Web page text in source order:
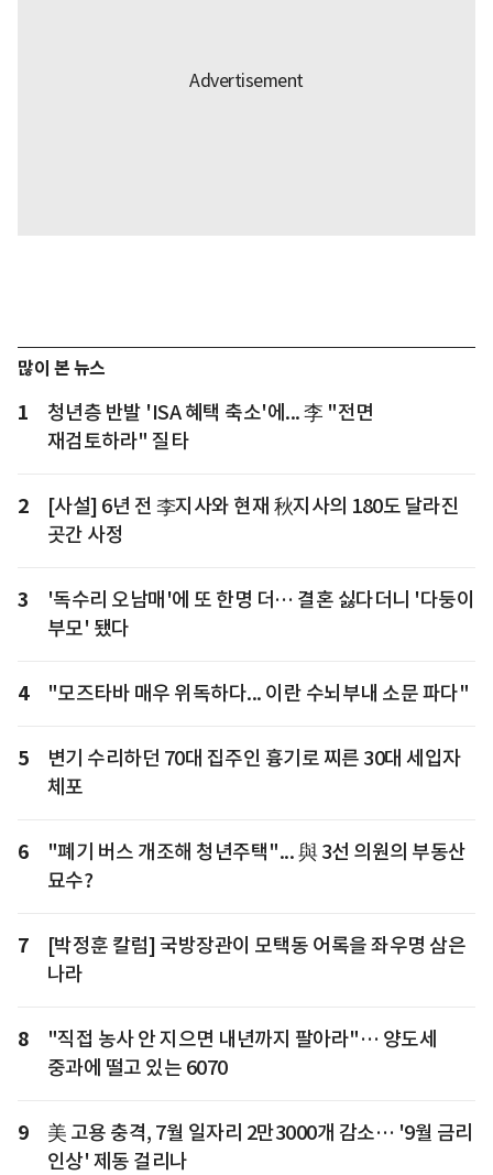
많이 본 뉴스
1
청년층 반발 'ISA 혜택 축소'에... 李 "전면
재검토하라" 질타
2
[사설] 6년 전 李지사와 현재 秋지사의 180도 달라진
곳간 사정
3
'독수리 오남매'에 또 한명 더… 결혼 싫다더니 '다둥이
부모' 됐다
4 "모즈타바 매우 위독하다... 이란 수뇌부내 소문 파다"
5
변기 수리하던 70대 집주인 흉기로 찌른 30대 세입자
체포
6
"폐기 버스 개조해 청년주택"... 與 3선 의원의 부동산
묘수?
7
[박정훈 칼럼] 국방장관이 모택동 어록을 좌우명 삼은
나라
8
"직접 농사 안 지으면 내년까지 팔아라"… 양도세
중과에 떨고 있는 6070
9
美 고용 충격, 7월 일자리 2만3000개 감소… '9월 금리
인상' 제동 걸리나